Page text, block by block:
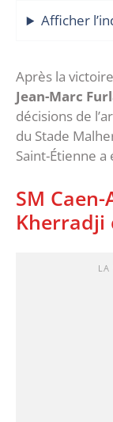
Afficher
Après la
Jean-Marc
décisions de
du Stade
Saint-Étienne
SM Caen-
Kherradji
LA